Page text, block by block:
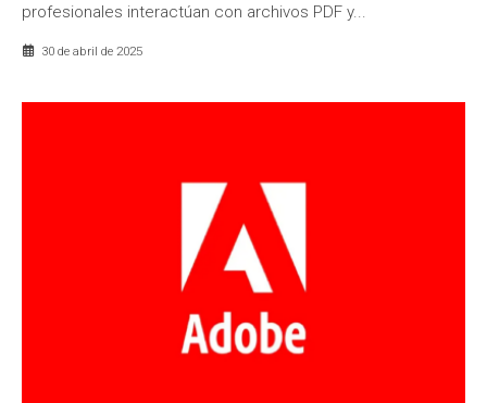
profesionales interactúan con archivos PDF y...
30 de abril de 2025